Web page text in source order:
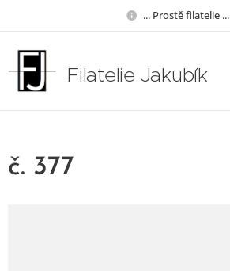
... Prostě filatelie ...
Filatelie Jakubík
č. 377